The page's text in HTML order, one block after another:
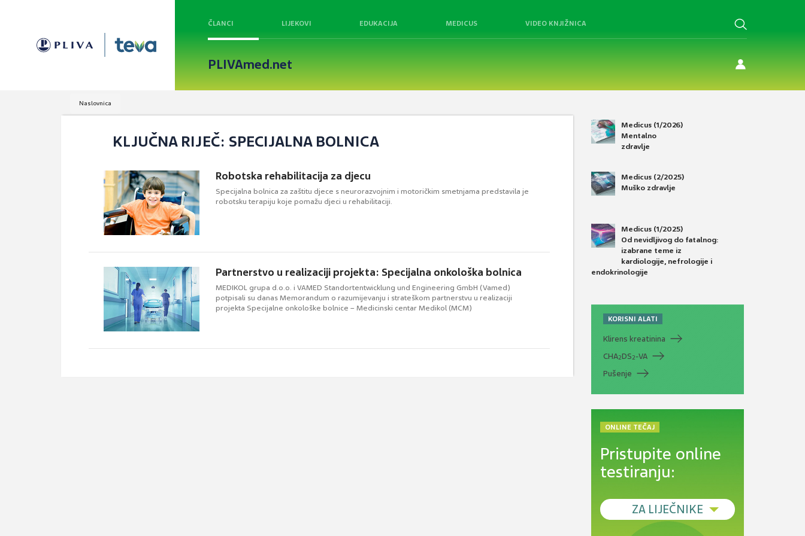
ČLANCI LIJEKOVI EDUKACIJA MEDICUS VIDEO KNJIŽNICA
PLIVAmed.net
Naslovnica
KLJUČNA RIJEČ: SPECIJALNA BOLNICA
Robotska rehabilitacija za djecu
Specijalna bolnica za zaštitu djece s neurorazvojnim i motoričkim smetnjama predstavila je
robotsku terapiju koje pomažu djeci u rehabilitaciji.
Partnerstvo u realizaciji projekta: Specijalna onkološka bolnica
MEDIKOL grupa d.o.o. i VAMED Standortentwicklung und Engineering GmbH (Vamed)
potpisali su danas Memorandum o razumijevanju i strateškom partnerstvu u realizaciji
projekta Specijalne onkološke bolnice – Medicinski centar Medikol (MCM)
Medicus (1/2026)
Mentalno
zdravlje
Medicus (2/2025)
Muško zdravlje
Medicus (1/2025)
Od nevidljivog do fatalnog:
izabrane teme iz
kardiologije, nefrologije i
endokrinologije
KORISNI ALATI
Klirens kreatinina
CHA2DS2-VA
Pušenje
ONLINE TEČAJ
Pristupite online
testiranju:
ZA LIJEČNIKE